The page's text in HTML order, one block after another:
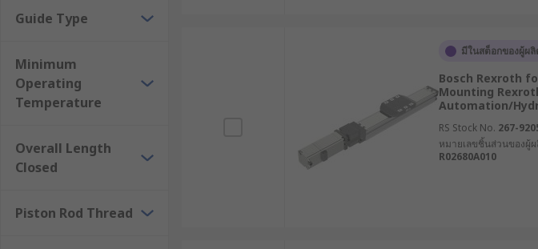
1. แอคทูเอเตอร์แบบแท่ง (Rod Style Linear Actuators)
Rod Style Linear Actuator เป็นประเภทที่พบได้บ่อยที่สุด มีแกนชักที่สามารถยืดออกและห
อัตโนมัติ และงานอุตสาหกรรมทั่วไป รวมถึงงานเปิด-ปิดอุปกรณ์และระบบเคลื่อนย้ายต่าง ๆ
2. แอคทูเอเตอร์แบบไร้แท่ง (Rodless Linear Actuators)
แอคทูเอเตอร์แบบไร้แท่ง ใช้ระบบรางหรือแคร่เคลื่อนที่แทนแกนชักภายนอก โดยตะกร้าหรื
ออกด้านนอก ทำให้ประหยัดพื้นที่ติดตั้งและรองรับระยะการเคลื่อนที่ที่ยาวขึ้น ระบบขับเคลื่อ
Guide Type
Minimum
Operating
Temperature
Overall Length
Closed
Piston Rod Thread
มีในสต็อกของผู้ผลิ
Bosch Rexroth
Mounting
Automation/
RS Stock No. 267-
หมายเลขชิ้นส่วนของผู้
R02680A010